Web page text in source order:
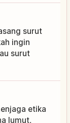
surut
ingin
surut
etika
lumut,